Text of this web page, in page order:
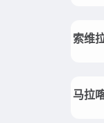
索维
马拉